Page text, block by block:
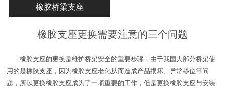
橡胶桥梁支座
橡胶支座更换需要注意的三个问题
橡胶支座的更换是维护桥梁安全的重要步骤，由于我国大部分桥梁使
用的是橡胶支座，因为橡胶支座老化从而造成产品损坏、异常移位等问
题，所以更换橡胶支座成为了一项重要的工作，但是更换橡胶支座与安装